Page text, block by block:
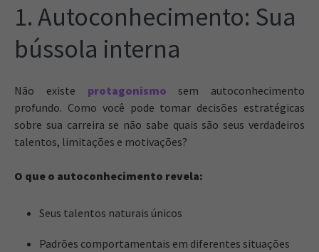
1. Autoconhecimento: Sua
bússola interna
Não existe protagonismo sem autoconhecimento
profundo. Como você pode tomar decisões estratégicas
sobre sua carreira se não sabe quais são seus verdadeiros
talentos, limitações e motivações?
O que o autoconhecimento revela:
Seus talentos naturais únicos
Padrões comportamentais em diferentes situações